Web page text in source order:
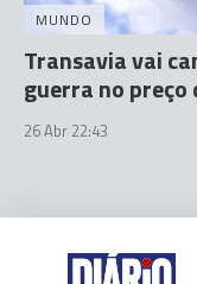
MUNDO
Transavia vai
guerra no
26 Abr 22:43